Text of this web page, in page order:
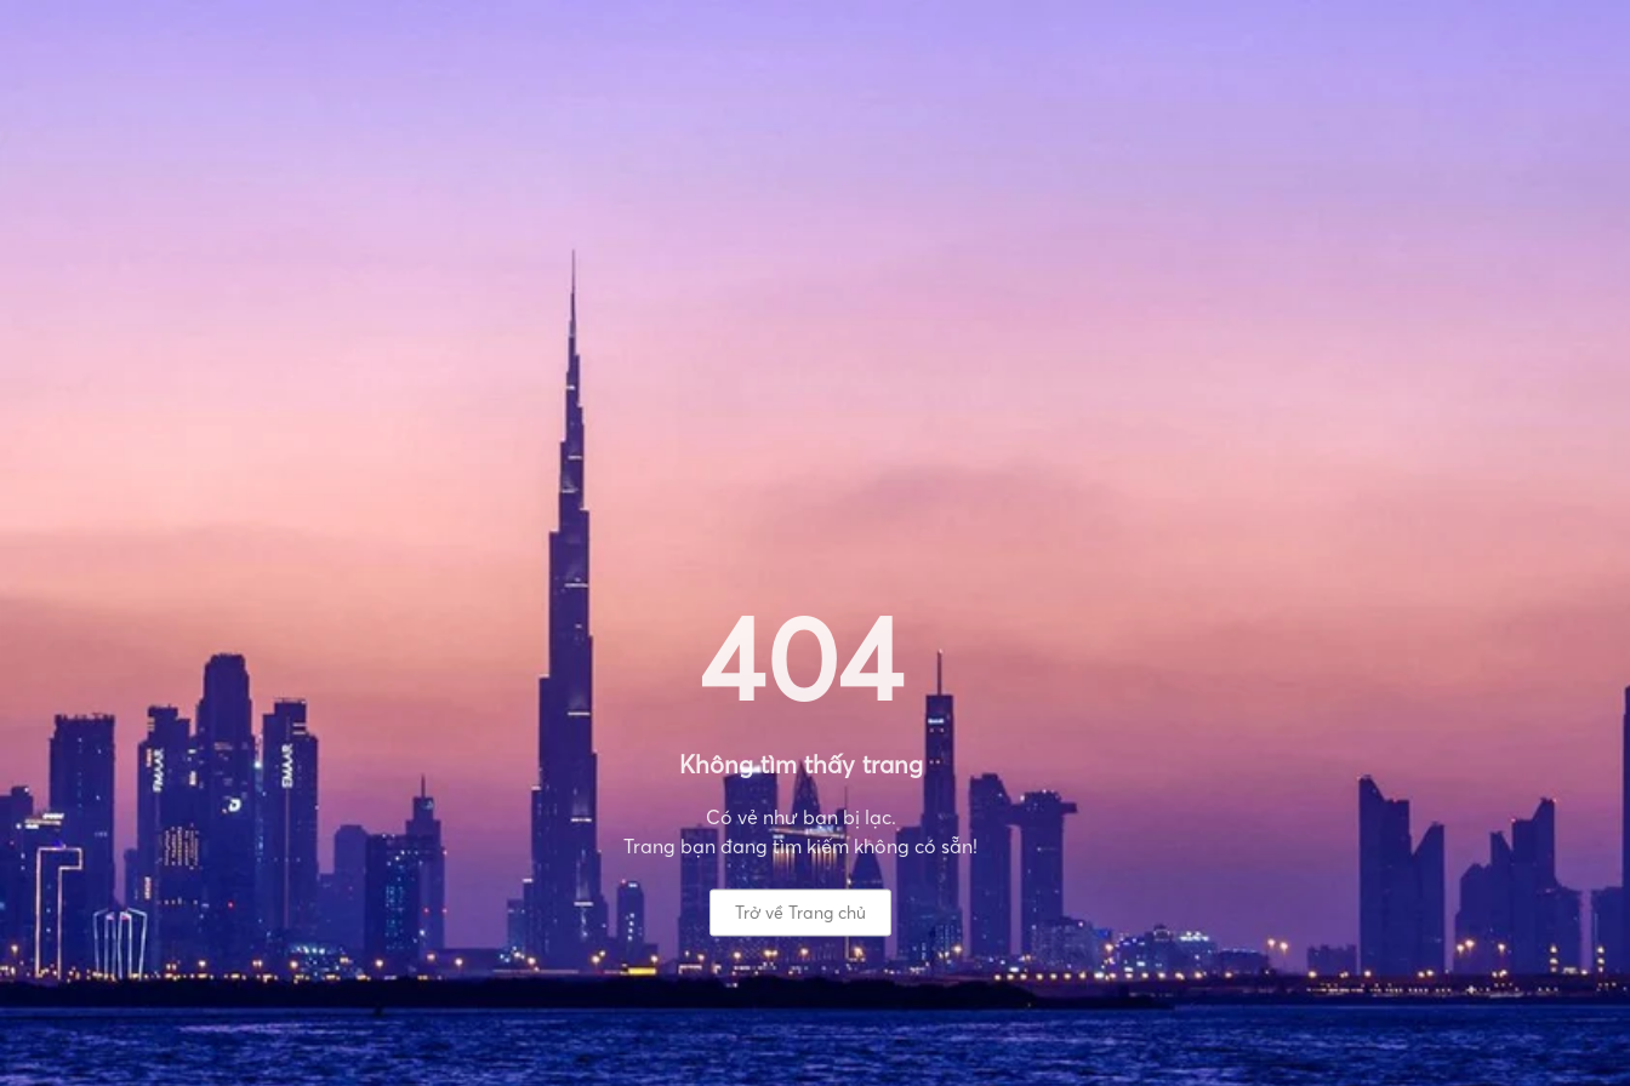
404
Không tìm thấy trang
Có vẻ như bạn bị lạc.
Trang bạn đang tìm kiếm không có sẵn!
Trở về Trang chủ